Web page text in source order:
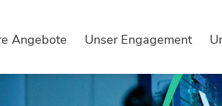
Angebote Unser Engagement